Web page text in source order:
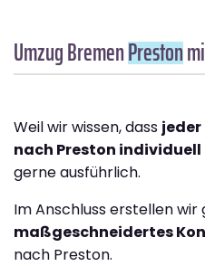
Umzug BremenPreston
Weil wir wissen, dass jeder
nach Preston individuell
gerne ausführlich.
Im Anschluss erstellen
maßgeschneidertes
nach Preston.